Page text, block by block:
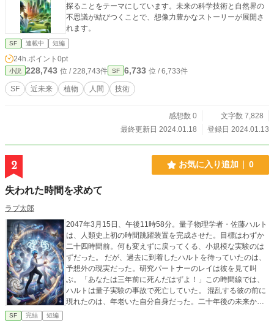
探ることをテーマにしています。未来の科学技術と自然界の
不思議が結びつくことで、想像力豊かなストーリーが展開さ
れます。
SF 連載中 短編
24h.ポイント 0pt
小説 228,743 位 / 228,743件 SF 6,733 位 / 6,733件
SF 近未来 植物 人間 技術
感想数 0
文字数 7,828
最終更新日 2024.01.18
登録日 2024.01.13
2 お気に入り追加 0
失われた時間を求めて
ラプ太郎
2047年3月15日、午後11時58分。量子物理学者・佐藤ハルト
は、人類史上初の時間跳躍装置を完成させた。目標はわずか
二十四時間前。何も変えずに戻ってくる、小規模な実験のは
ずだった。 だが、過去に到着したハルトを待っていたのは、
予想外の現実だった。研究パートナーのレイは彼を見て叫
ぶ。「あなたは三年前に死んだはずよ！」この時間線では、
ハルトは量子実験の事故で死亡していた。 混乱する彼の前に
現れたのは、年老いた自分自身だった。二十年後の未来から
SF 完結 短編